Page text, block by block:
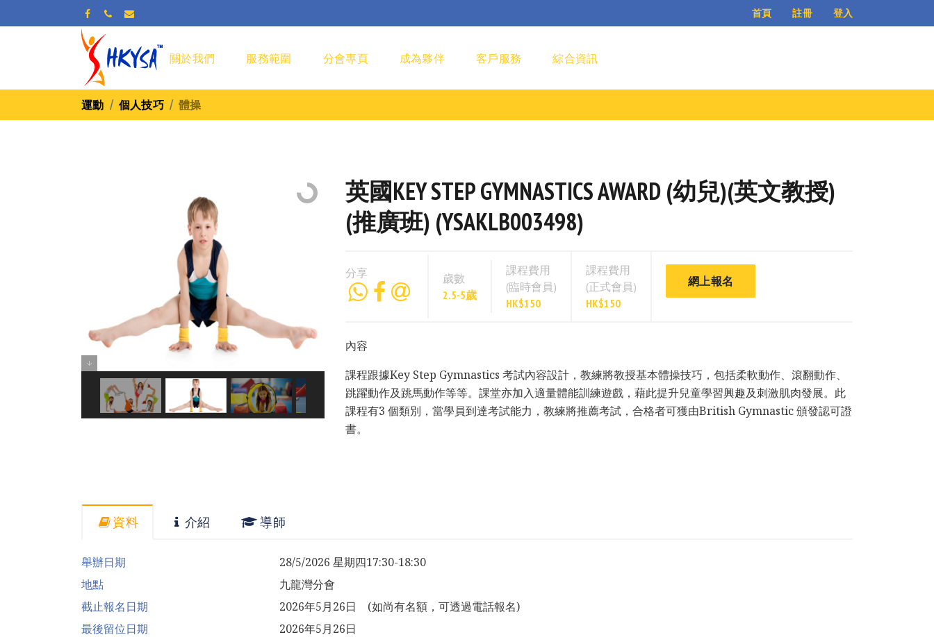
首頁 註冊 登入
關於我們 服務範圍 分會專頁 成為夥伴 客戶服務 綜合資訊
運動 個人技巧 體操
英國KEY STEP GYMNASTICS AWARD (幼兒)(英文教授)
(推廣班) (YSAKLB003498)
分享
歲數
2.5-5歲
課程費用
(臨時會員)
HK$150
課程費用
(正式會員)
HK$150
網上報名
內容
課程跟據Key Step Gymnastics 考試內容設計，教練將教授基本體操技巧，包括柔軟動作、滾翻動作、
跳躍動作及跳馬動作等等。課堂亦加入適量體能訓練遊戲，藉此提升兒童學習興趣及刺激肌肉發展。此
課程有3 個類別，當學員到達考試能力，教練將推薦考試，合格者可獲由British Gymnastic 頒發認可證
書。
資料 介紹 導師
舉辦日期
28/5/2026 星期四17:30-18:30
地點
九龍灣分會
截止報名日期
2026年5月26日 (如尚有名額，可透過電話報名)
最後留位日期
2026年5月26日